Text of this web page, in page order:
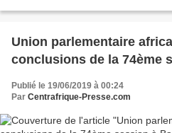
Union parlementaire
conclusions de la 74ème
Publié le 19/06/2019 à 00:24
Par Centrafrique-Presse.com